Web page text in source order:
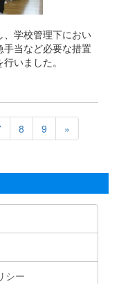
学校管理下におい
手当など必要な措置
いました。
8 9 »
シー